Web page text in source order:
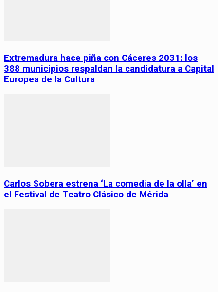
Extremadura hace piña con Cáceres 2031: los
388 municipios respaldan la candidatura a Capital
Europea de la Cultura
Carlos Sobera estrena ‘La comedia de la olla’ en
el Festival de Teatro Clásico de Mérida